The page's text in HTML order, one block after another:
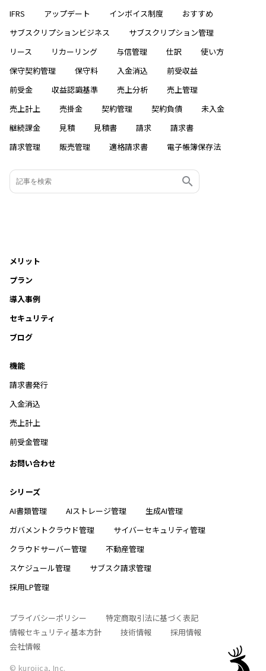
IFRS アップデート インボイス制度
おすすめ
サブスクリプションビジネス
サブスクリプション管理
リース
リカーリング 与信管理 仕訳
使い方
保守契約管理
保守料 入金消込
前受収益
前受金
収益認識基準 売上分析
売上管理
売上計上
売掛金 契約管理 契約負債
未入金
継続課金
見積 見積書 請求
請求書
請求管理
販売管理 適格請求書 電子帳簿保存法
メリット
プラン
導入事例
セキュリティ
ブログ
機能
請求書発行
入金消込
売上計上
前受金管理
お問い合わせ
シリーズ
AI書類管理
AIストレージ管理
生成AI管理
ガバメントクラウド管理
サイバーセキュリティ管理
クラウドサーバー管理
不動産管理
スケジュール管理
サブスク請求管理
採用LP管理
プライバシーポリシー
特定商取引法に基づく表記
情報セキュリティ基本方針
技術情報
採用情報
会社情報
© kurojica, Inc.